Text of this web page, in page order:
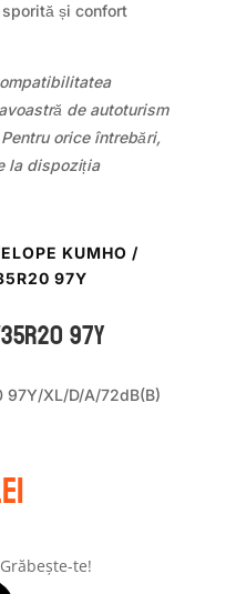
și confort
de autoturism
orice întrebări,
la dispoziția
KUMHO /
97Y
97Y
97Y/XL/D/A/72dB(B)
Prețul
curent
629.65 lei.
te!